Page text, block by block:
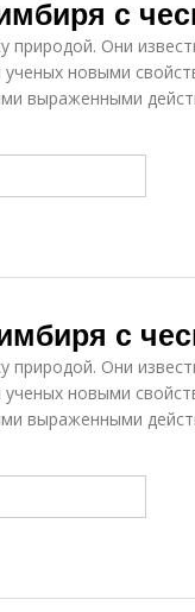
с
природой. Они
новыми
выраженными
с
природой. Они
новыми
выраженными